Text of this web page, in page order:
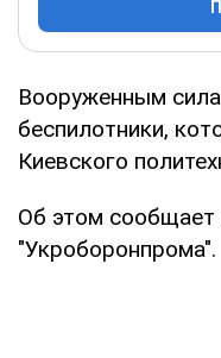
Вооруженным
беспилотники,
Киевского
Об этом сообщает
"Укроборонпрома".